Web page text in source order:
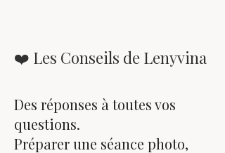
❤️ Les Conseils de Lenyvina
Des réponses à toutes vos
questions.
Préparer une séance photo,